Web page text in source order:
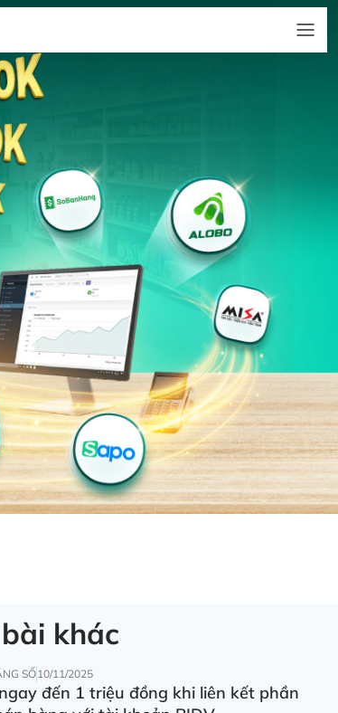
khác
SỐ10/11/2025
đến 1 triệu đồng khi liên kết phần